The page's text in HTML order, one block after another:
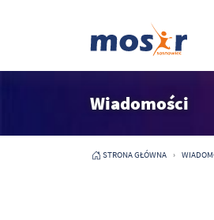
Wiadomości
STRONA GŁÓWNA